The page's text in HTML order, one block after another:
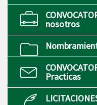
nosotros
Practicas